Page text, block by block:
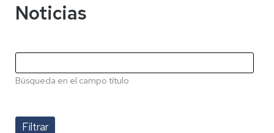
Noticias
Búsqueda en el campo título